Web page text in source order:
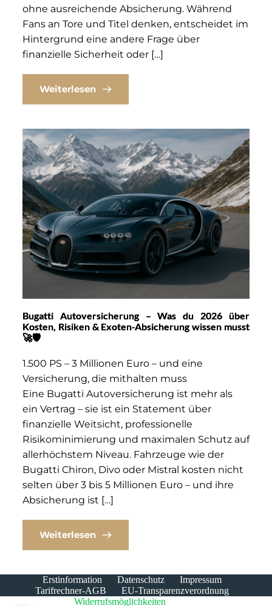
ohne ausreichende Absicherung. Während
Fans an Tore und Titel denken, entscheidet im
Hintergrund eine andere Frage über
finanzielle Sicherheit oder […]
Weiterlesen
Bugatti Autoversicherung – Was du 2026 über
Kosten, Risiken & Exoten-Absicherung wissen musst
🚀🛡️
1.500 PS – 3 Millionen Euro – und eine
Versicherung, die mithalten muss
Eine Bugatti Autoversicherung ist mehr als
ein Vertrag – sie ist ein Statement über
finanzielle Weitsicht, professionelle
Risikominimierung und maximalen Schutz auf
allerhöchstem Niveau. Fahrzeuge wie der
Bugatti Chiron, Divo oder Mistral kosten nicht
selten über 3 bis 5 Millionen Euro – und ihre
Absicherung ist […]
Weiterlesen
Erstinformation Datenschutz
Impressum
Tarifrechner-AGB
EU-Transparenzverordnung
Widerrufsmöglichkeiten